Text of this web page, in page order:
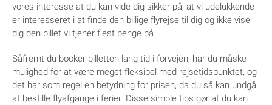
vores interesse at du kan vide dig sikker på, at vi udelukkende
er interesseret i at finde den billige flyrejse til dig og ikke vise
dig den billet vi tjener flest penge på.
Såfremt du booker billetten lang tid i forvejen, har du måske
mulighed for at være meget fleksibel med rejsetidspunktet, og
det har som regel en betydning for prisen, da du så kan undgå
at bestille flyafgange i ferier. Disse simple tips gør at du kan